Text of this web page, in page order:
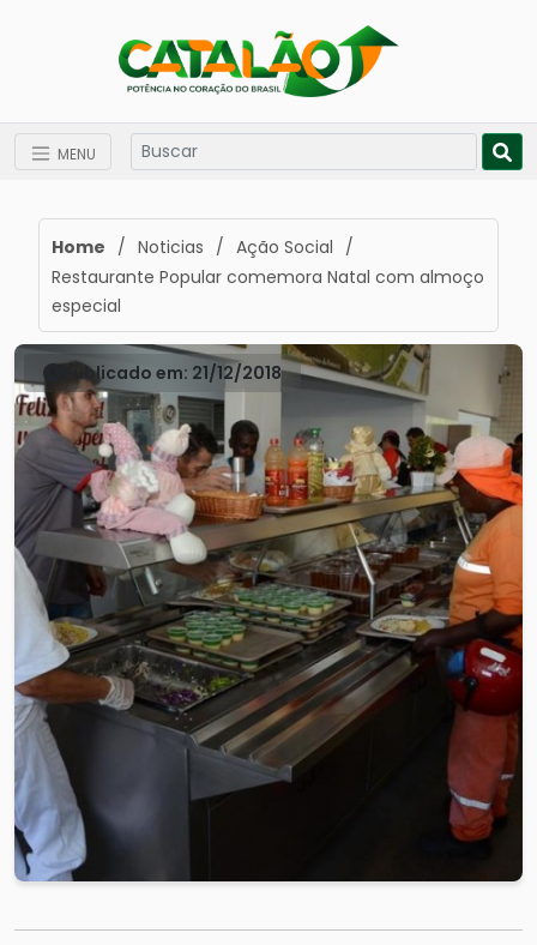
MENU
Home / Noticias / Ação Social /
Restaurante Popular comemora Natal com almoço
especial
Publicado em: 21/12/2018